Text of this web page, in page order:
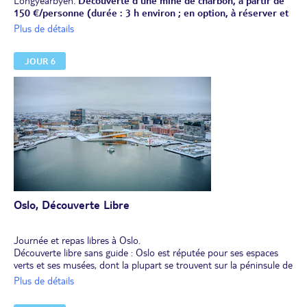
150 €/personne (durée : 3 h environ ; en option, à réserver et
à régler avant le départ).
Dans l’après-midi, transfert à l'aéroport de Longyearbyen et envol
pour Oslo Gardemoen.
Transfert (sans assistance). Installation pour 2 nuits en centre-ville.
Plus de détails
JOUR 6
Oslo, Découverte Libre
Journée et repas libres à Oslo.
Découverte libre sans guide : Oslo est réputée pour ses espaces
verts et ses musées, dont la plupart se trouvent sur la péninsule de
Bygdøy. C'est notamment le cas du Musée norvégien de la marine
l'exploration polaire norvégienne à bord du navire éponyme,
Plus de détails